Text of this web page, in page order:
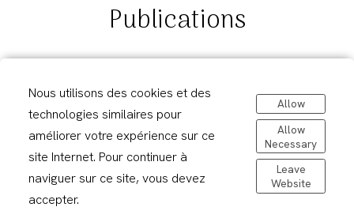
Publications
Spreads Magazine : Publication Web et Print 2025
Docu Magazine : Art & Photography Books 2024
Docu Books : Best of Documentary and
Street Photography
2023
Nous utilisons des cookies et des
technologies similaires pour
améliorer votre expérience sur ce
site Internet. Pour continuer à
naviguer sur ce site, vous devez
accepter.
Allow
Allow
Necessary
Leave
Website